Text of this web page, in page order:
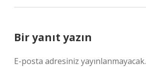
Bir yanıt yazın
E-posta adresiniz yayınlanmayacak.